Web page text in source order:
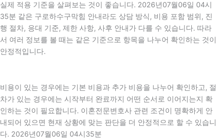
실제 적용 기준을 살펴보는 것이 좋습니다. 2026년07월06일 04시
35분 같은 구로하수구막힘 안내라도 상담 방식, 비용 포함 범위, 진
행 절차, 응대 기준, 제한 사항, 사후 안내가 다를 수 있습니다. 따라
서 여러 정보를 볼 때는 같은 기준으로 항목을 나누어 확인하는 것이
안정적입니다.
비용이 있는 경우에는 기본 비용과 추가 비용을 나누어 확인하고, 절
차가 있는 경우에는 시작부터 완료까지 어떤 순서로 이어지는지 확
인하는 것이 필요합니다. 이혼전문변호사 관련 조건이 명확하게 안
내되어 있으면 현재 상황에 맞는 판단을 더 안정적으로 할 수 있습니
다. 2026년07월06일 04시35분